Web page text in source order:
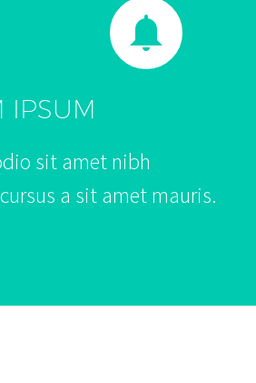


IPSUM
sit amet nibh
a sit amet mauris.